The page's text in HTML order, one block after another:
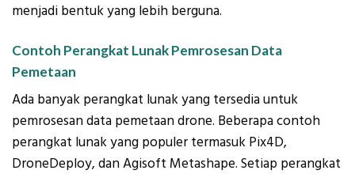
menjadi bentuk yang lebih berguna.
Contoh Perangkat Lunak Pemrosesan Data
Pemetaan
Ada banyak perangkat lunak yang tersedia untuk
pemrosesan data pemetaan drone. Beberapa contoh
perangkat lunak yang populer termasuk Pix4D,
DroneDeploy, dan Agisoft Metashape. Setiap perangkat